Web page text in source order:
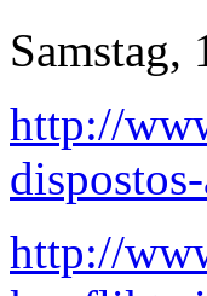
http://
http://